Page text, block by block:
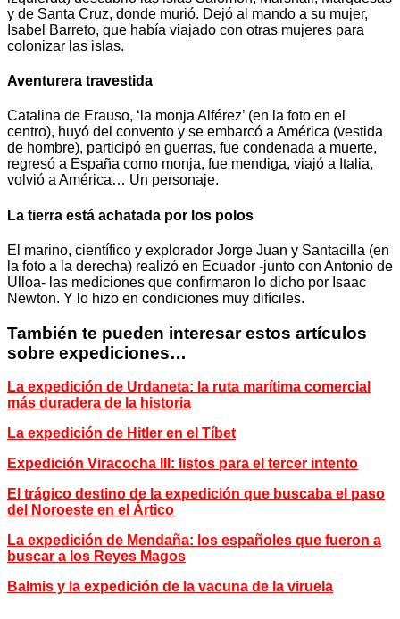
y de Santa Cruz, donde murió. Dejó al mando a su mujer,
Isabel Barreto, que había viajado con otras mujeres para
colonizar las islas.
Aventurera travestida
Catalina de Erauso, ‘la monja Alférez’ (en la foto en el
centro), huyó del convento y se embarcó a América (vestida
de hombre), participó en guerras, fue condenada a muerte,
regresó a España como monja, fue mendiga, viajó a Italia,
volvió a América… Un personaje.
La tierra está achatada por los polos
El marino, científico y explorador Jorge Juan y Santacilla (en
la foto a la derecha) realizó en Ecuador -junto con Antonio de
Ulloa- las mediciones que confirmaron lo dicho por Isaac
Newton. Y lo hizo en condiciones muy difíciles.
También te pueden interesar estos artículos
sobre expediciones…
La expedición de Urdaneta: la ruta marítima comercial
más duradera de la historia
La expedición de Hitler en el Tíbet
Expedición Viracocha III: listos para el tercer intento
El trágico destino de la expedición que buscaba el paso
del Noroeste en el Ártico
La expedición de Mendaña: los españoles que fueron a
buscar a los Reyes Magos
Balmis y la expedición de la vacuna de la viruela